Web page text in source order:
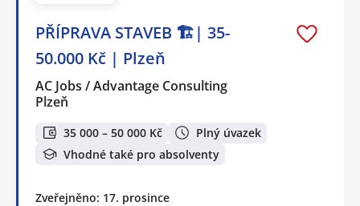
PŘÍPRAVA STAVEB 🏗| 35-
50.000 Kč | Plzeň
AC Jobs / Advantage Consulting
Plzeň
35 000 – 50 000 Kč
Plný úvazek
Vhodné také pro absolventy
Zveřejněno: 17. prosince